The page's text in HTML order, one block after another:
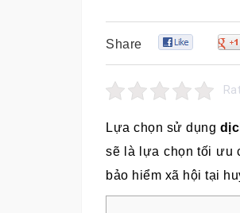
Share
Lựa chọn sử dụng
sẽ là lựa chọn tối ưu
bảo hiểm xã hội tại